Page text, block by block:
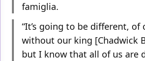
famiglia.
“It’s going to be different, of
without our king [Chadwick
but I know that all of us are